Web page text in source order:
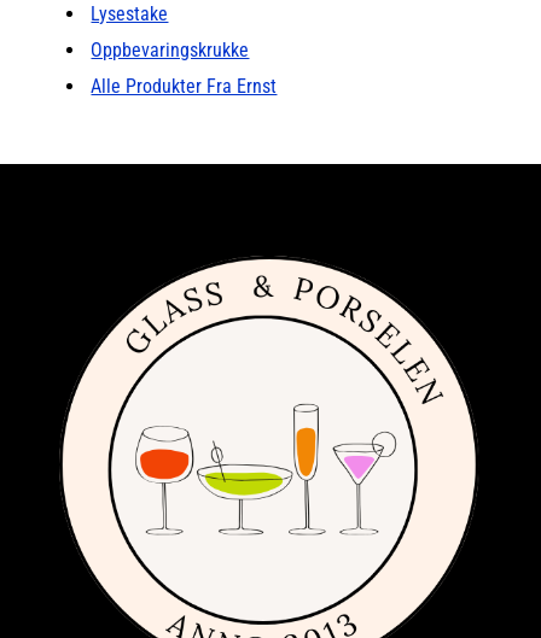
Lysestake
Oppbevaringskrukke
Alle Produkter Fra Ernst